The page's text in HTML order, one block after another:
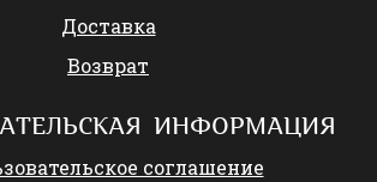
Доставка
Возврат
ИНФОРМАЦИЯ
соглашение